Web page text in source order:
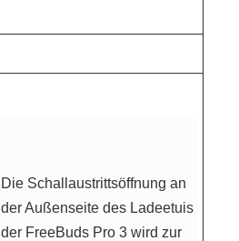
Die Schallaustrittsöffnung an
der Außenseite des Ladeetuis
der FreeBuds Pro 3 wird zur